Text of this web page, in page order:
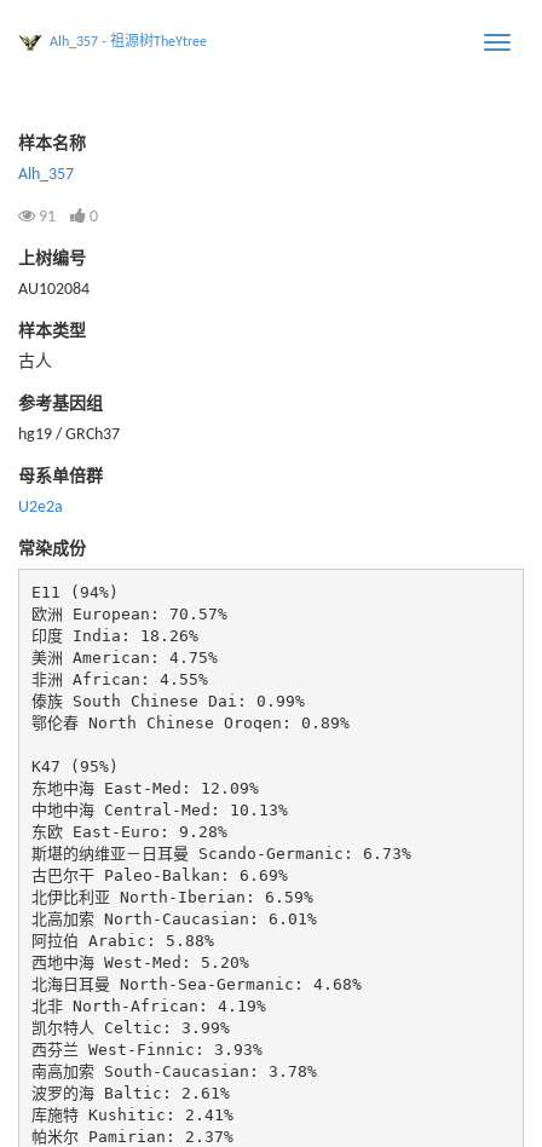
Toggle
Alh_357 - 祖源树TheYtree
样本名称
Alh_357
91 0
上树编号
AU102084
样本类型
古人
参考基因组
hg19 / GRCh37
母系单倍群
U2e2a
常染成份
E11 (94%)
欧洲 European: 70.57%
印度 India: 18.26%
美洲 American: 4.75%
非洲 African: 4.55%
傣族 South Chinese Dai: 0.99%
鄂伦春 North Chinese Oroqen: 0.89%
K47 (95%)
东地中海 East-Med: 12.09%
中地中海 Central-Med: 10.13%
东欧 East-Euro: 9.28%
斯堪的纳维亚－日耳曼 Scando-Germanic: 6.73%
古巴尔干 Paleo-Balkan: 6.69%
北伊比利亚 North-Iberian: 6.59%
北高加索 North-Caucasian: 6.01%
阿拉伯 Arabic: 5.88%
西地中海 West-Med: 5.20%
北海日耳曼 North-Sea-Germanic: 4.68%
北非 North-African: 4.19%
凯尔特人 Celtic: 3.99%
西芬兰 West-Finnic: 3.93%
南高加索 South-Caucasian: 3.78%
波罗的海 Baltic: 2.61%
库施特 Kushitic: 2.41%
帕米尔 Pamirian: 2.37%